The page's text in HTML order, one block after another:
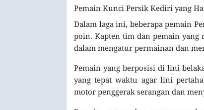
Pemain Kunci Persik Kediri yang
Dalam laga ini, beberapa pemain
poin. Kapten tim dan pemain
dalam mengatur permainan dan
Pemain yang berposisi di lini
yang tepat waktu agar lini
motor penggerak serangan dan